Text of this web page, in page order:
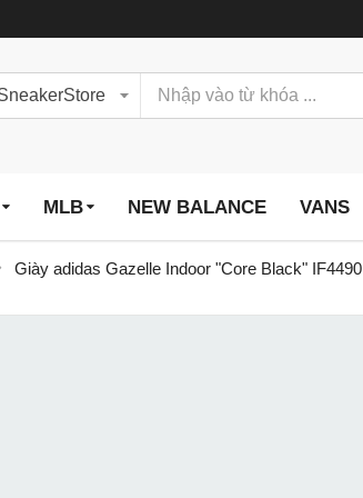
MLB NEW BALANCE VANS
Giày adidas Gazelle Indoor "Core Black" IF4490